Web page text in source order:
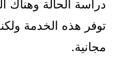
دراسة الحالة وهناك
توفر هذه الخدمة
مجانية.